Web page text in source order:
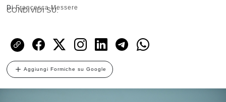
DiFrancesca Messere
CONDIVIDI SU:
Aggiungi Formiche su Google